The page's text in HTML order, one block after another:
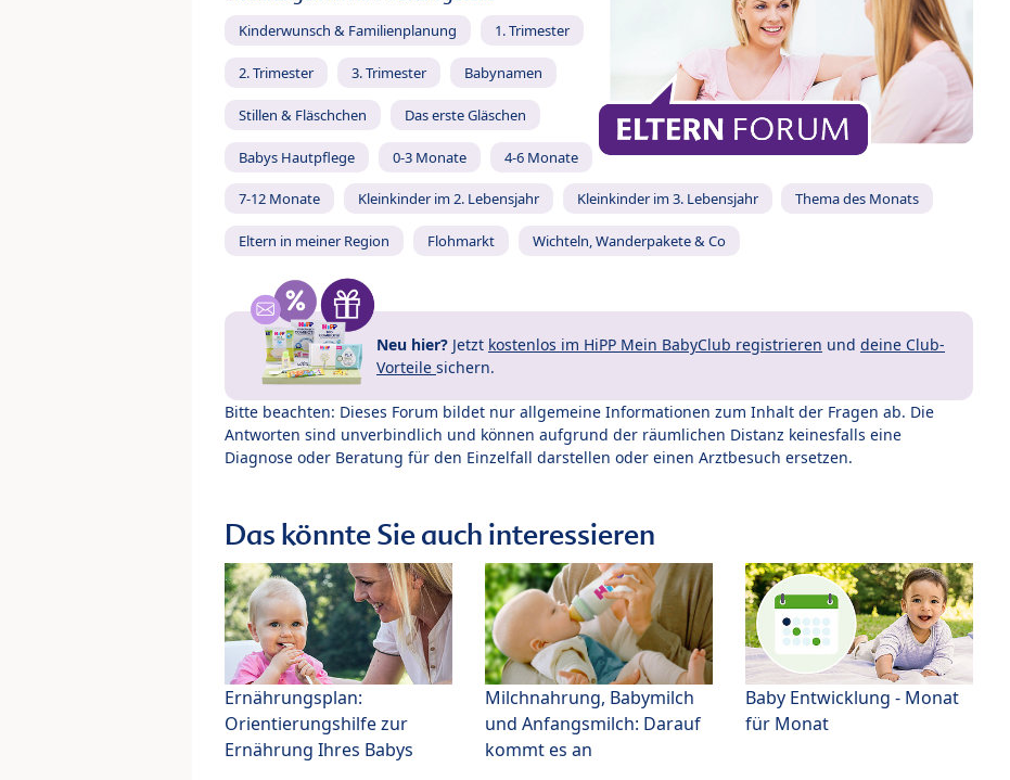
Kinderwunsch & Familienplanung 1. Trimester
2. Trimester 3. Trimester Babynamen
Stillen & Fläschchen Das erste Gläschen
Babys Hautpflege 0-3 Monate 4-6 Monate
7-12 Monate Kleinkinder im 2. Lebensjahr Kleinkinder im 3. Lebensjahr Thema des Monats
Eltern in meiner Region Flohmarkt Wichteln, Wanderpakete & Co
Neu hier? Jetzt kostenlos im HiPP Mein BabyClub registrieren und deine Club-
Vorteile sichern.
Bitte beachten: Dieses Forum bildet nur allgemeine Informationen zum Inhalt der Fragen ab. Die
Antworten sind unverbindlich und können aufgrund der räumlichen Distanz keinesfalls eine
Diagnose oder Beratung für den Einzelfall darstellen oder einen Arztbesuch ersetzen.
Das könnte Sie auch interessieren
Ernährungsplan:
Orientierungshilfe zur
Ernährung Ihres Babys
Milchnahrung, Babymilch
und Anfangsmilch: Darauf
kommt es an
Baby Entwicklung - Monat
für Monat